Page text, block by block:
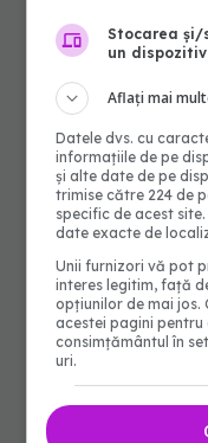
Stocarea și/
un dispozitiv
Aflați mai
Datele dvs. cu
informațiile de pe
și alte date de pe
trimise către 224 de
specific de acest
date exacte de
Unii furnizori vă pot
interes legitim, față
opțiunilor de mai jos.
acestei pagini
consimțământul în
uri.